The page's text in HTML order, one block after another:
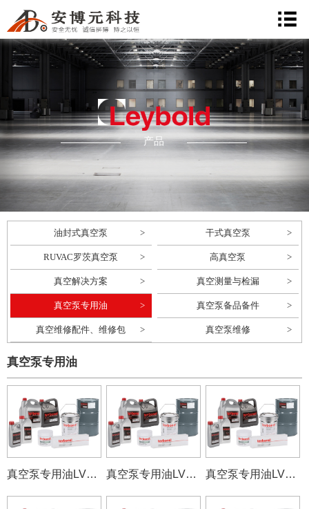
LEYBOLD
产品
油封式真空泵 干式真空泵
RUVAC罗茨真空泵 高真空泵
真空解决方案 真空测量与检漏
真空泵专用油 真空泵备品备件
真空维修配件、维修包 真空泵维修
真空泵专用油
真空泵专用油LVO130 真空泵专用油LVO120 真空泵专用油LVO210